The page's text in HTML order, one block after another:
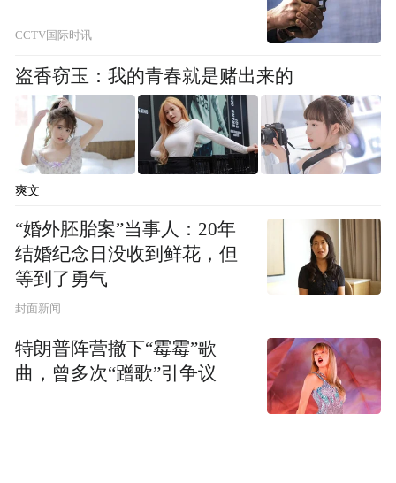
CCTV国际时讯
盗香窃玉：我的青春就是赌出来的
爽文
“婚外胚胎案”当事人：20年
结婚纪念日没收到鲜花，但
等到了勇气
封面新闻
特朗普阵营撤下“霉霉”歌
曲，曾多次“蹭歌”引争议